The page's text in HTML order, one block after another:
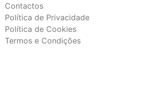
Contactos
Política de Privacidade
Política de Cookies
Termos e Condições